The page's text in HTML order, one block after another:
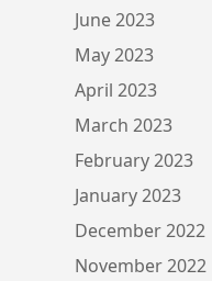
June 2023
May 2023
April 2023
March 2023
February 2023
January 2023
December 2022
November 2022